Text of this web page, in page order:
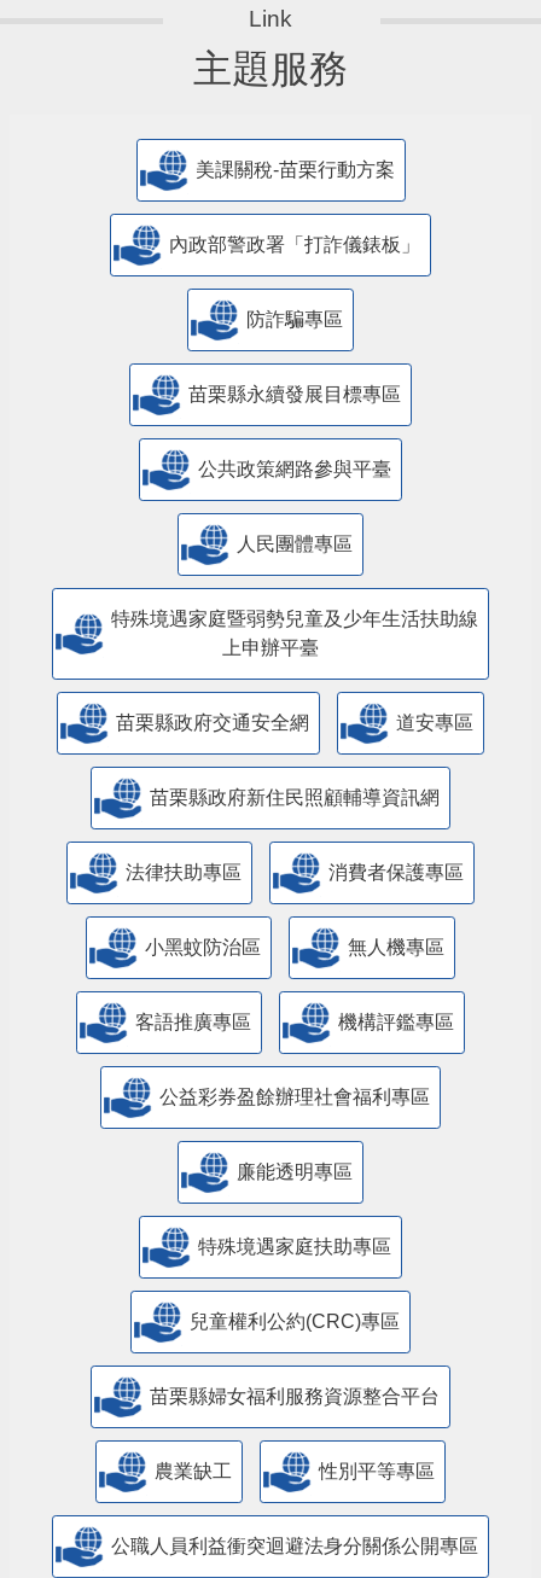
主題服務
美課關稅-苗栗行動方案
內政部警政署「打詐儀錶板」
防詐騙專區
苗栗縣永續發展目標專區
公共政策網路參與平臺
人民團體專區
特殊境遇家庭暨弱勢兒童及少年生活扶助線
上申辦平臺
苗栗縣政府交通安全網 道安專區
苗栗縣政府新住民照顧輔導資訊網
法律扶助專區 消費者保護專區
小黑蚊防治區 無人機專區
客語推廣專區 機構評鑑專區
公益彩券盈餘辦理社會福利專區
廉能透明專區
特殊境遇家庭扶助專區
兒童權利公約(CRC)專區
苗栗縣婦女福利服務資源整合平台
農業缺工 性別平等專區
公職人員利益衝突迴避法身分關係公開專區